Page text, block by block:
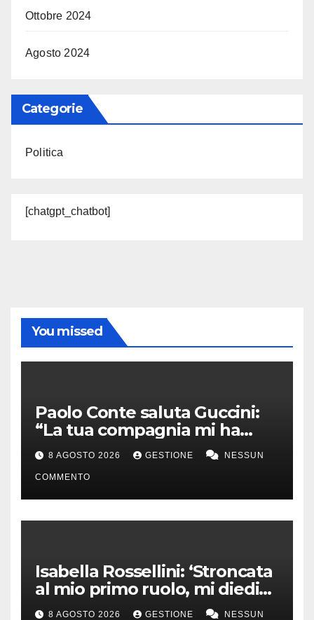
Ottobre 2024
Agosto 2024
Categorie
Politica
[chatgpt_chatbot]
You missed
Paolo Conte saluta Guccini:
“La tua compagnia mi ha
sempre divertito”
8 AGOSTO 2026 GESTIONE NESSUN
COMMENTO
Isabella Rossellini: ‘Stroncata
al mio primo ruolo, mi diedi
alla moda’
8 AGOSTO 2026 GESTIONE NESSUN